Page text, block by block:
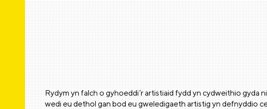
Rydym yn falch o gyhoeddi’r artistiaid fydd yn cydweithio gyda
wedi eu dethol gan bod eu gweledigaeth artistig yn defnyddio